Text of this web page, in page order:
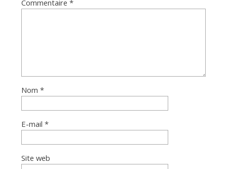
Commentaire *
Nom *
E-mail *
Site web